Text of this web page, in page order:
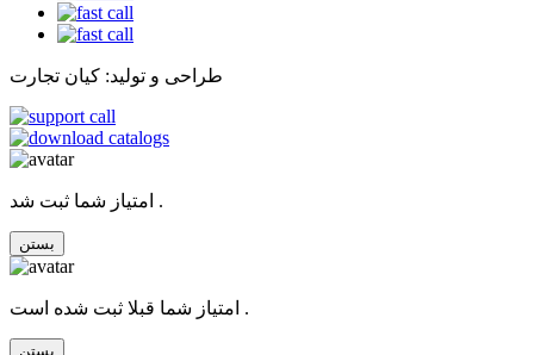
طراحی و تولید: کیان تجارت
امتیاز شما ثبت شد .
بستن
امتیاز شما قبلا ثبت شده است .
بستن